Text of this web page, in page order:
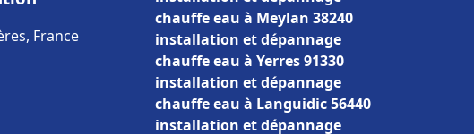
France
chauffe eau à Meylan 38240
installation et dépannage
chauffe eau à Yerres 91330
installation et dépannage
chauffe eau à Languidic 56440
installation et dépannage